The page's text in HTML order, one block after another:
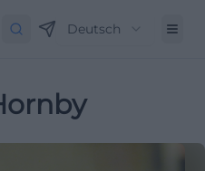
Deutsch